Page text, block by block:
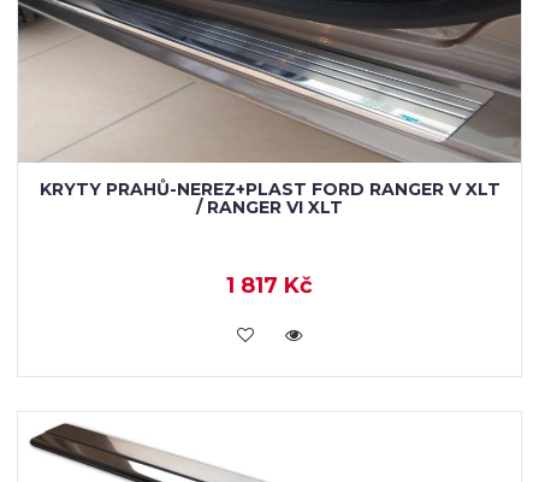
KRYTY PRAHŮ-NEREZ+PLAST FORD RANGER V XLT
/ RANGER VI XLT
1 817 Kč
KOUPIT